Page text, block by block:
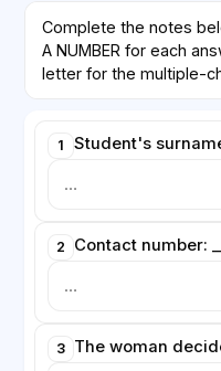
Complete the notes
A NUMBER for each
letter for the multiple-
1 Student's surname:
2 Contact number:
3 The woman